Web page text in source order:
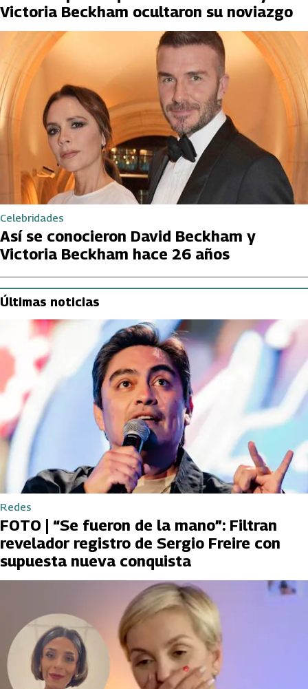
Victoria Beckham ocultaron su noviazgo
Celebridades
Así se conocieron David Beckham y
Victoria Beckham hace 26 años
Últimas noticias
Redes
FOTO | “Se fueron de la mano”: Filtran
revelador registro de Sergio Freire con
supuesta nueva conquista